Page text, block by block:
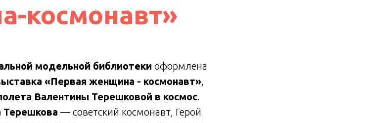
космонавт»
модельной библиотеки оформлена
«Первая женщина - космонавт»,
Валентины Терешковой в космос.
Терешкова — советский космонавт, Герой